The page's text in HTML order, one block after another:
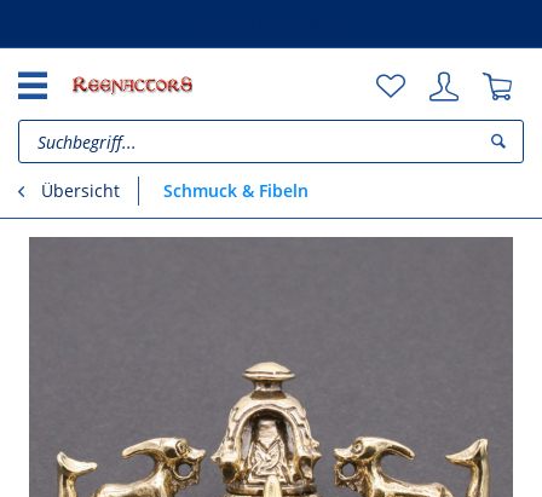
Übersicht Schmuck & Fibeln